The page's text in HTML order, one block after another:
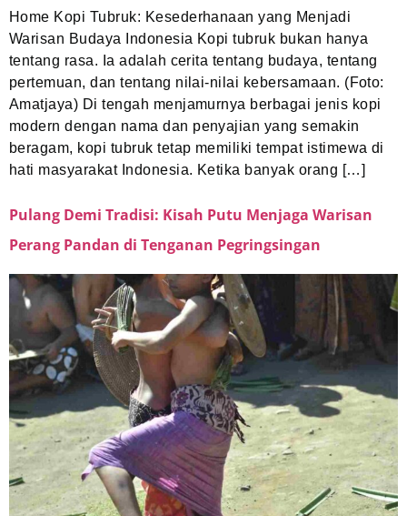
Home Kopi Tubruk: Kesederhanaan yang Menjadi
Warisan Budaya Indonesia Kopi tubruk bukan hanya
tentang rasa. Ia adalah cerita tentang budaya, tentang
pertemuan, dan tentang nilai-nilai kebersamaan. (Foto:
Amatjaya) Di tengah menjamurnya berbagai jenis kopi
modern dengan nama dan penyajian yang semakin
beragam, kopi tubruk tetap memiliki tempat istimewa di
hati masyarakat Indonesia. Ketika banyak orang […]
Pulang Demi Tradisi: Kisah Putu Menjaga Warisan
Perang Pandan di Tenganan Pegringsingan